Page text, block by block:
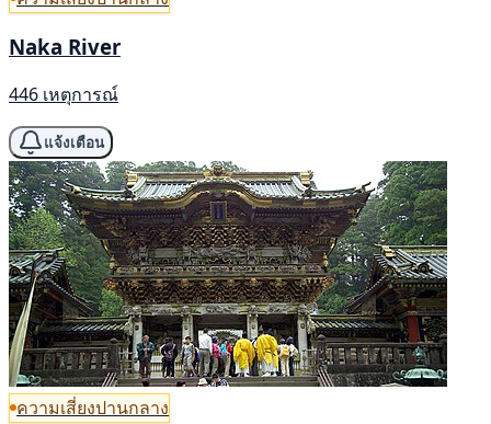
Naka River
446 เหตุการณ์
แจ้งเตือน
ความเสี่ยงปานกลาง